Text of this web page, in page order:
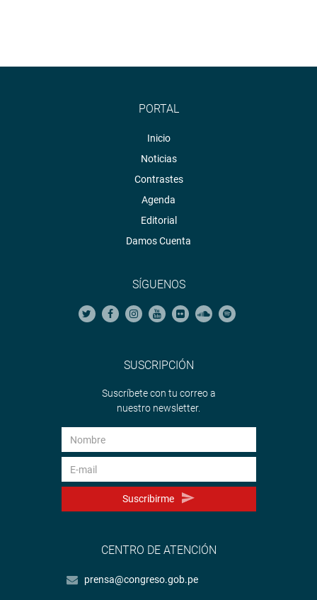
PORTAL
Inicio
Noticias
Contrastes
Agenda
Editorial
Damos Cuenta
SÍGUENOS
SUSCRIPCIÓN
Suscríbete con tu correo a
nuestro newsletter.
Suscribirme
CENTRO DE ATENCIÓN
prensa@congreso.gob.pe